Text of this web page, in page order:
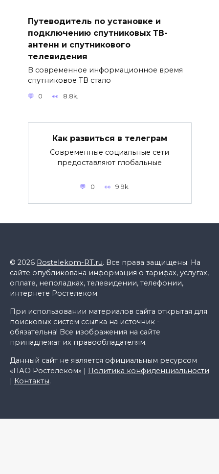
Путеводитель по установке и
подключению спутниковых ТВ-
антенн и спутникового
телевидения
В современное информационное время
спутниковое ТВ стало
0 8.8k.
Как развиться в телеграм
Современные социальные сети
предоставляют глобальные
0 9.9k.
© 2026 Rostelekom-RT.ru. Все права защищены. На
сайте опубликована информация о тарифах, услугах,
оплате, неполадках, телевидении, телефонии,
интернете Ростелеком.
При использовании материалов сайта открытая для
поисковых систем ссылка на источник -
обязательна! Все изображения на сайте
принадлежат их правообладателям.
Данный сайт не является официальным ресурсом
«ПАО Ростелеком» | Политика конфиденциальности
| Контакты.